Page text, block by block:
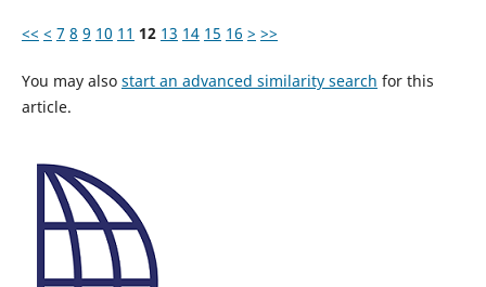
<< < 7 8 9 10 11 12 13 14 15 16 > >>
You may also start an advanced similarity search for this
article.